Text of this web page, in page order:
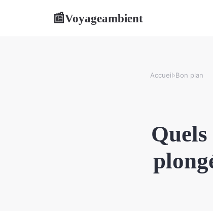
📰Voyageambient
Accueil›Bon plan